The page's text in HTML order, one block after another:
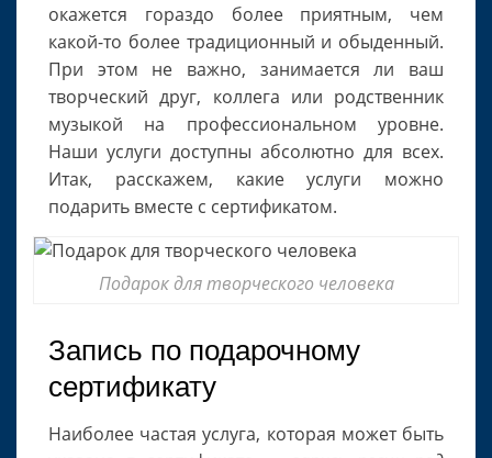
окажется гораздо более приятным, чем
какой-то более традиционный и обыденный.
При этом не важно, занимается ли ваш
творческий друг, коллега или родственник
музыкой на профессиональном уровне.
Наши услуги доступны абсолютно для всех.
Итак, расскажем, какие услуги можно
подарить вместе с сертификатом.
Подарок для творческого человека
Запись по подарочному
сертификату
Наиболее частая услуга, которая может быть